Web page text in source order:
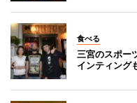
食べる
三宮のスポー
インティング